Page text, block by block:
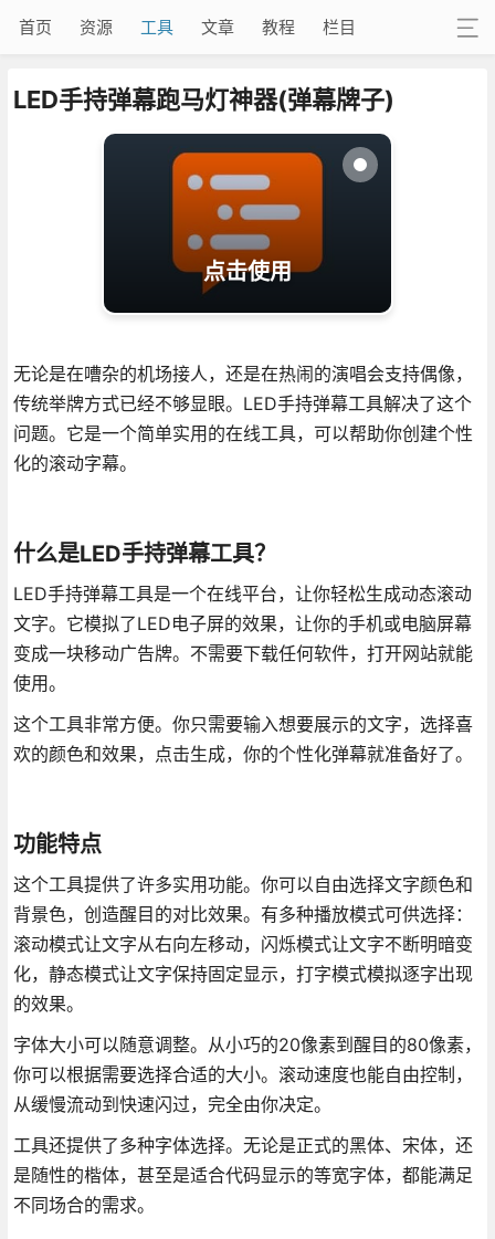
首页 资源 工具 文章 教程 栏目
LED手持弹幕跑马灯神器(弹幕牌子)
点击使用
无论是在嘈杂的机场接人，还是在热闹的演唱会支持偶像，
传统举牌方式已经不够显眼。LED手持弹幕工具解决了这个
问题。它是一个简单实用的在线工具，可以帮助你创建个性
化的滚动字幕。
什么是LED手持弹幕工具？
LED手持弹幕工具是一个在线平台，让你轻松生成动态滚动
文字。它模拟了LED电子屏的效果，让你的手机或电脑屏幕
变成一块移动广告牌。不需要下载任何软件，打开网站就能
使用。
这个工具非常方便。你只需要输入想要展示的文字，选择喜
欢的颜色和效果，点击生成，你的个性化弹幕就准备好了。
功能特点
这个工具提供了许多实用功能。你可以自由选择文字颜色和
背景色，创造醒目的对比效果。有多种播放模式可供选择：
滚动模式让文字从右向左移动，闪烁模式让文字不断明暗变
化，静态模式让文字保持固定显示，打字模式模拟逐字出现
的效果。
字体大小可以随意调整。从小巧的20像素到醒目的80像素，
你可以根据需要选择合适的大小。滚动速度也能自由控制，
从缓慢流动到快速闪过，完全由你决定。
工具还提供了多种字体选择。无论是正式的黑体、宋体，还
是随性的楷体，甚至是适合代码显示的等宽字体，都能满足
不同场合的需求。